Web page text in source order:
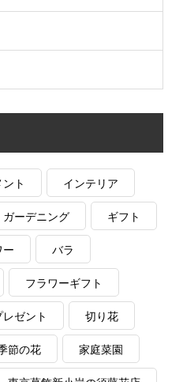
ト インテリア
ガーデニング ギフト
ー バラ
フラワーギフト
レゼント 切り花
節の花 家庭菜園